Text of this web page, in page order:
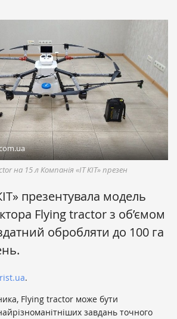
на 15 л Компанія «ІТ КІТ» презен
презентувала модель
Flying tractor з об’ємом
обробляти до 100 га
.
Flying tractor може бути
завдань точного